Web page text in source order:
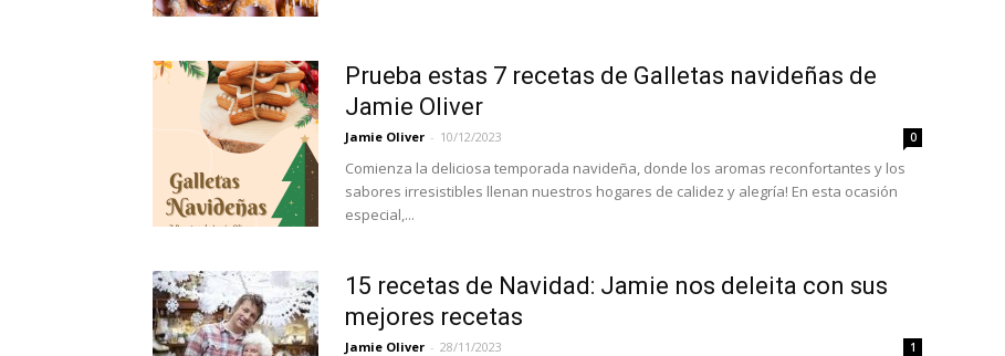
Prueba estas 7 recetas de Galletas navideñas de
Jamie Oliver
Jamie Oliver - 10/12/2023 0
Comienza la deliciosa temporada navideña, donde los aromas reconfortantes y los
sabores irresistibles llenan nuestros hogares de calidez y alegría! En esta ocasión
especial,...
15 recetas de Navidad: Jamie nos deleita con sus
mejores recetas
Jamie Oliver - 28/11/2023 1